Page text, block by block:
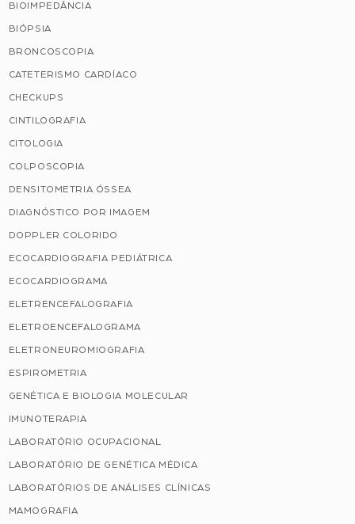
BIOIMPEDÂNCIA
BIÓPSIA
BRONCOSCOPIA
CATETERISMO CARDÍACO
CHECKUPS
CINTILOGRAFIA
CITOLOGIA
COLPOSCOPIA
DENSITOMETRIA ÓSSEA
DIAGNÓSTICO POR IMAGEM
DOPPLER COLORIDO
ECOCARDIOGRAFIA PEDIÁTRICA
ECOCARDIOGRAMA
ELETRENCEFALOGRAFIA
ELETROENCEFALOGRAMA
ELETRONEUROMIOGRAFIA
ESPIROMETRIA
GENÉTICA E BIOLOGIA MOLECULAR
IMUNOTERAPIA
LABORATÓRIO OCUPACIONAL
LABORATÓRIO DE GENÉTICA MÉDICA
LABORATÓRIOS DE ANÁLISES CLÍNICAS
MAMOGRAFIA